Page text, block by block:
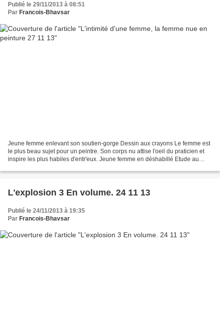
Publié le 29/11/2013 à 08:51
Par Francois-Bhavsar
Jeune femme enlevant son soutien-gorge Dessin aux crayons Le femme est
le plus beau sujet pour un peintre. Son corps nu attise l'oeil du praticien et
inspire les plus habiles d'entr'eux. Jeune femme en déshabillé Etude au
L'explosion 3 En volume. 24 11 13
Publié le 24/11/2013 à 19:35
Par Francois-Bhavsar